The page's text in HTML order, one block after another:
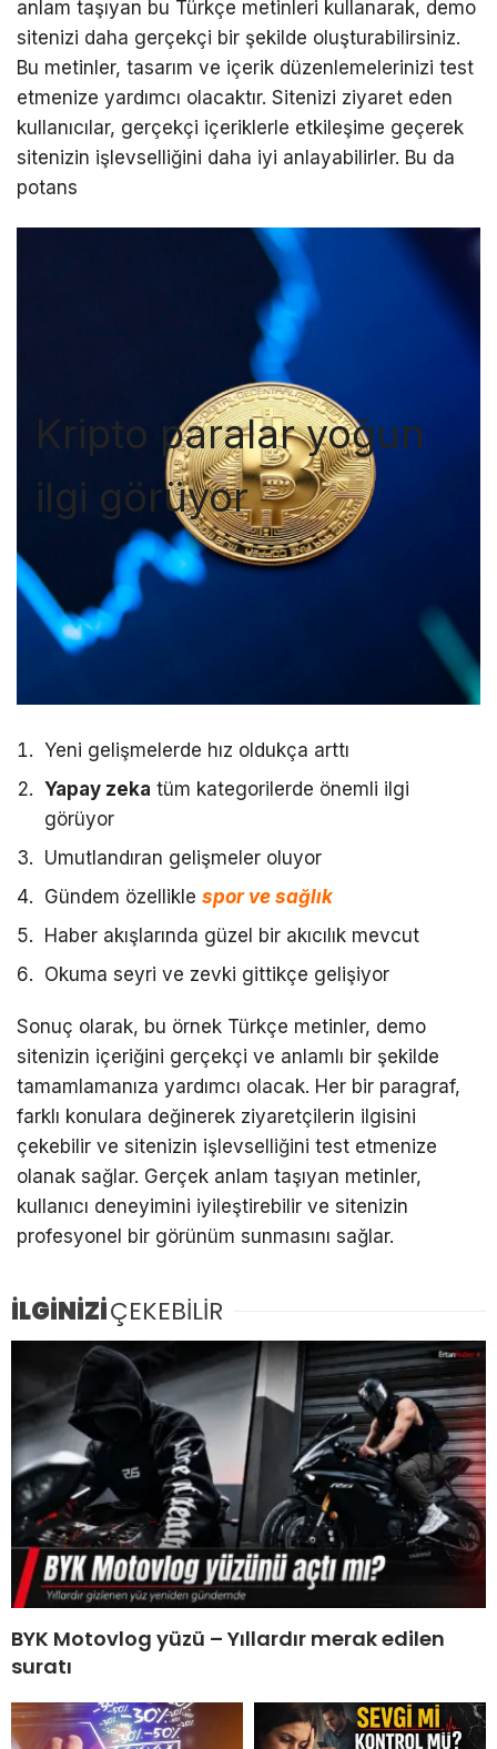
anlam taşıyan bu Türkçe metinleri kullanarak, demo
sitenizi daha gerçekçi bir şekilde oluşturabilirsiniz.
Bu metinler, tasarım ve içerik düzenlemelerinizi test
etmenize yardımcı olacaktır. Sitenizi ziyaret eden
kullanıcılar, gerçekçi içeriklerle etkileşime geçerek
sitenizin işlevselliğini daha iyi anlayabilirler. Bu da
potans
Kripto paralar yoğun
ilgi görüyor
Yeni gelişmelerde hız oldukça arttı
Yapay zeka tüm kategorilerde önemli ilgi
görüyor
Umutlandıran gelişmeler oluyor
Gündem özellikle spor ve sağlık
Haber akışlarında güzel bir akıcılık mevcut
Okuma seyri ve zevki gittikçe gelişiyor
Sonuç olarak, bu örnek Türkçe metinler, demo
sitenizin içeriğini gerçekçi ve anlamlı bir şekilde
tamamlamanıza yardımcı olacak. Her bir paragraf,
farklı konulara değinerek ziyaretçilerin ilgisini
çekebilir ve sitenizin işlevselliğini test etmenize
olanak sağlar. Gerçek anlam taşıyan metinler,
kullanıcı deneyimini iyileştirebilir ve sitenizin
profesyonel bir görünüm sunmasını sağlar.
İLGİNİZİÇEKEBİLİR
BYK Motovlog yüzü – Yıllardır merak edilen
suratı